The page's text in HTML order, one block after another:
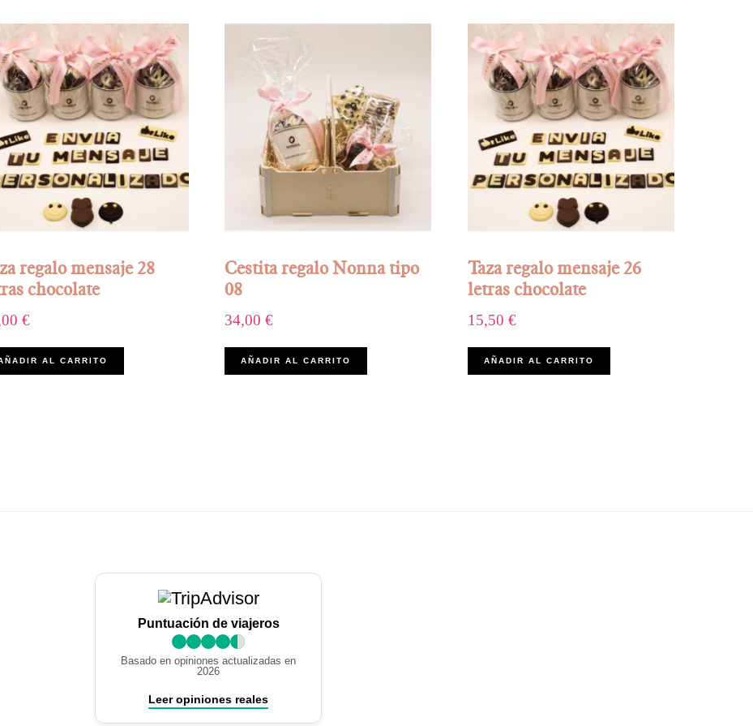
regalo mensaje 28
chocolate
€
AL CARRITO
Cestita regalo Nonna tipo
08
34,00 €
AÑADIR AL CARRITO
Taza regalo mensaje 26
letras chocolate
15,50 €
AÑADIR AL CARRITO
Puntuación de viajeros
Basado en opiniones actualizadas en
2026
Leer opiniones reales